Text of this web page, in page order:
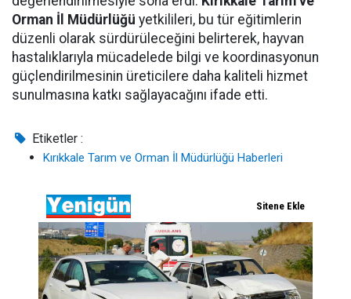
Orman İl Müdürlüğü yetkilileri, bu tür eğitimlerin
düzenli olarak sürdürüleceğini belirterek, hayvan
hastalıklarıyla mücadelede bilgi ve koordinasyonun
güçlendirilmesinin üreticilere daha kaliteli hizmet
sunulmasına katkı sağlayacağını ifade etti.
Etiketler :
Kırıkkale Tarım ve Orman İl Müdürlüğü Haberleri